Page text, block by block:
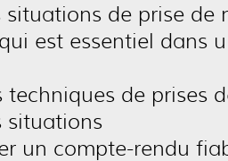
de prise de
est essentiel dans
techniques de prises
situations
un compte-rendu